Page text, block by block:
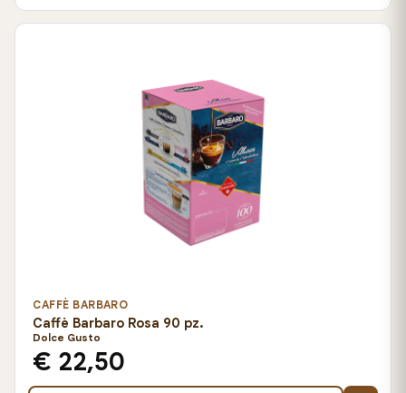
CAFFÈ BARBARO
Caffè Barbaro Rosa 90 pz.
Dolce Gusto
€ 22,50